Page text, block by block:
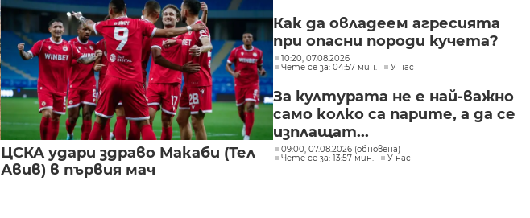
ЦСКА удари здраво Макаби (Тел
Авив) в първия мач
Как да овладеем агресията
при опасни породи кучета?
10:20, 07.08.2026
Чете се за: 04:57 мин.
У нас
За културата не е най-важно
само колко са парите, а да се
изплащат...
09:00, 07.08.2026 (обновена)
Чете се за: 13:57 мин.
У нас